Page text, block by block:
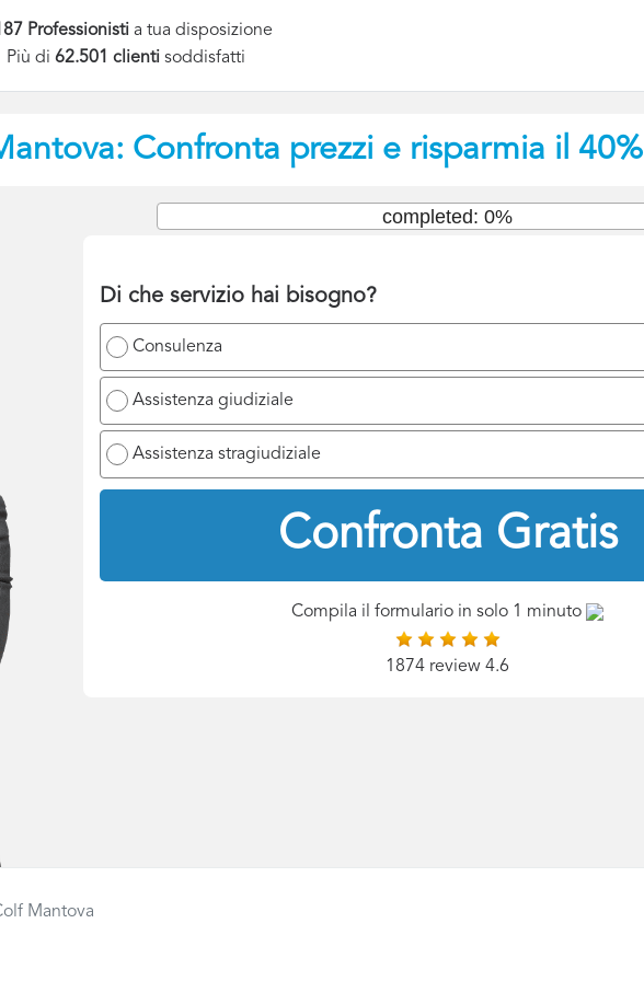
Professionisti a tua disposizione
Più di62.501 clientisoddisfatti
Confronta prezzi e risparmia il 40%
Di che servizio hai bisogno?
Consulenza
Assistenza giudiziale
Assistenza stragiudiziale
Confronta Gratis
completed: 0%
Compila il formulario in solo 1 minuto
1874 review 4.6
Mantova